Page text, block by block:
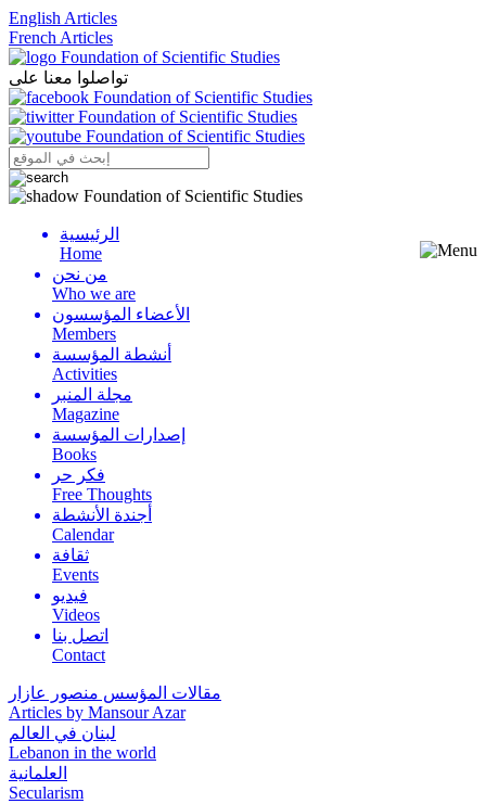
English Articles
French Articles
تواصلوا معنا على
Menu
الرئيسية
Home
من نحن
Who we are
الأعضاء المؤسسون
Members
أنشطة المؤسسة
Activities
مجلة المنبر
Magazine
إصدارات المؤسسة
Books
فكر حر
Free Thoughts
أجندة الأنشطة
Calendar
ثقافة
Events
فيديو
Videos
اتصل بنا
Contact
مقالات المؤسس منصور عازار
Articles by Mansour Azar
لبنان في العالم
Lebanon in the world
العلمانية
Secularism